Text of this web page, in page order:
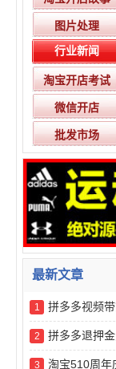
图片处理
行业新闻
淘宝开店考试
微信开店
批发市场
最新文章
1 拼多多视频带
2 拼多多退押金
3 淘宝510周年